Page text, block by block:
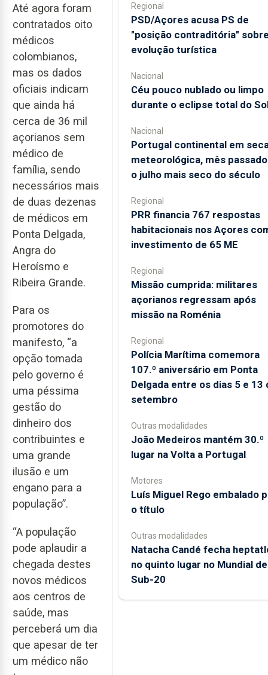
Até agora foram
contratados oito
médicos
colombianos,
mas os dados
oficiais indicam
que ainda há
cerca de 36 mil
açorianos sem
médico de
família, sendo
necessários mais
de duas dezenas
de médicos em
Ponta Delgada,
Angra do
Heroísmo e
Ribeira Grande.
Para os
promotores do
manifesto, “a
opção tomada
pelo governo é
uma péssima
gestão do
dinheiro dos
contribuintes e
uma grande
ilusão e um
engano para a
população”.
“A população
pode aplaudir a
chegada destes
novos médicos
aos centros de
saúde, mas
perceberá um dia
que apesar de ter
um médico não
Regional
PSD/Açores acusa PS de
"posição contraditória"
evolução turística
Nacional
Céu pouco nublado ou limpo
durante o eclipse total do
Nacional
Portugal continental em
meteorológica, mês
o julho mais seco do século
Regional
PRR financia 767 respostas
habitacionais nos Açores
investimento de 65 ME
Regional
Missão cumprida: militares
açorianos regressam após
missão na Roménia
Regional
Polícia Marítima comemora
107.º aniversário em Ponta
Delgada entre os dias 5 e 13
setembro
Outras modalidades
João Medeiros mantém 30.º
lugar na Volta a Portugal
Motores
Luís Miguel Rego embalado
o título
Outras modalidades
Natacha Candé fecha
no quinto lugar no Mundial de
Sub-20